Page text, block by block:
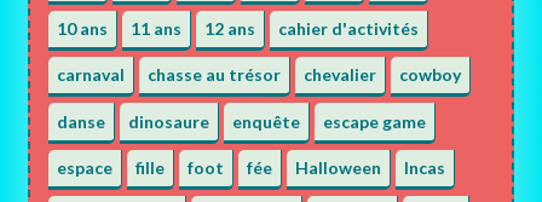
10 ans 11 ans 12 ans cahier d'activités
carnaval chasse au trésor chevalier cowboy
danse dinosaure enquête escape game
espace fille foot fée Halloween Incas